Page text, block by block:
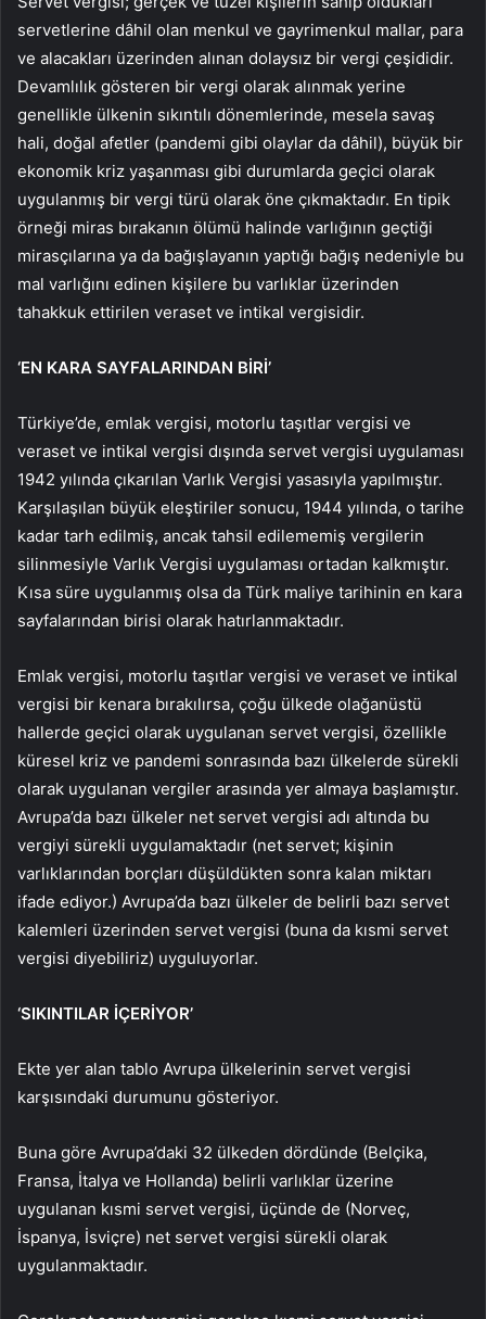
servetlerine dâhil olan menkul ve gayrimenkul mallar, para
ve alacakları üzerinden alınan dolaysız bir vergi çeşididir.
Devamlılık gösteren bir vergi olarak alınmak yerine
genellikle ülkenin sıkıntılı dönemlerinde, mesela savaş
hali, doğal afetler (pandemi gibi olaylar da dâhil), büyük bir
ekonomik kriz yaşanması gibi durumlarda geçici olarak
uygulanmış bir vergi türü olarak öne çıkmaktadır. En tipik
örneği miras bırakanın ölümü halinde varlığının geçtiği
mirasçılarına ya da bağışlayanın yaptığı bağış nedeniyle bu
mal varlığını edinen kişilere bu varlıklar üzerinden
tahakkuk ettirilen veraset ve intikal vergisidir.
‘EN KARA SAYFALARINDAN BİRİ’
Türkiye’de, emlak vergisi, motorlu taşıtlar vergisi ve
veraset ve intikal vergisi dışında servet vergisi uygulaması
1942 yılında çıkarılan Varlık Vergisi yasasıyla yapılmıştır.
Karşılaşılan büyük eleştiriler sonucu, 1944 yılında, o tarihe
kadar tarh edilmiş, ancak tahsil edilememiş vergilerin
silinmesiyle Varlık Vergisi uygulaması ortadan kalkmıştır.
Kısa süre uygulanmış olsa da Türk maliye tarihinin en kara
sayfalarından birisi olarak hatırlanmaktadır.
Emlak vergisi, motorlu taşıtlar vergisi ve veraset ve intikal
vergisi bir kenara bırakılırsa, çoğu ülkede olağanüstü
hallerde geçici olarak uygulanan servet vergisi, özellikle
küresel kriz ve pandemi sonrasında bazı ülkelerde sürekli
olarak uygulanan vergiler arasında yer almaya başlamıştır.
Avrupa’da bazı ülkeler net servet vergisi adı altında bu
vergiyi sürekli uygulamaktadır (net servet; kişinin
varlıklarından borçları düşüldükten sonra kalan miktarı
ifade ediyor.) Avrupa’da bazı ülkeler de belirli bazı servet
kalemleri üzerinden servet vergisi (buna da kısmi servet
vergisi diyebiliriz) uyguluyorlar.
‘SIKINTILAR İÇERİYOR’
Ekte yer alan tablo Avrupa ülkelerinin servet vergisi
karşısındaki durumunu gösteriyor.
Buna göre Avrupa’daki 32 ülkeden dördünde (Belçika,
Fransa, İtalya ve Hollanda) belirli varlıklar üzerine
uygulanan kısmi servet vergisi, üçünde de (Norveç,
İspanya, İsviçre) net servet vergisi sürekli olarak
uygulanmaktadır.